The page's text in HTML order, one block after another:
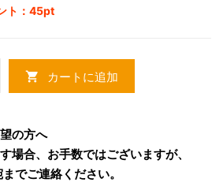
ト：45pt
shopping_cart カートに追加
の方へ
場合、お手数ではございますが、
でご連絡ください。